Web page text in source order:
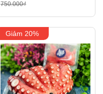
750.000₫
Giảm 20%